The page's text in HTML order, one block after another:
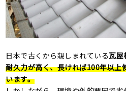
日本で古くから親しまれている瓦屋
耐久力が高く、長ければ100年以上
います。